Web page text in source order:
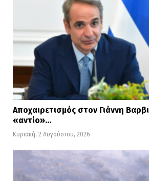
Αποχαιρετισμός στον Γιάννη
«αντίο»…
Κυριακή, 2 Αυγούστου, 2026